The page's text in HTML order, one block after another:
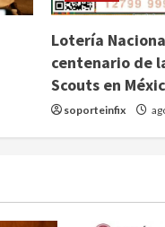
Lotería
centenario de
Scouts en
soporteinfix